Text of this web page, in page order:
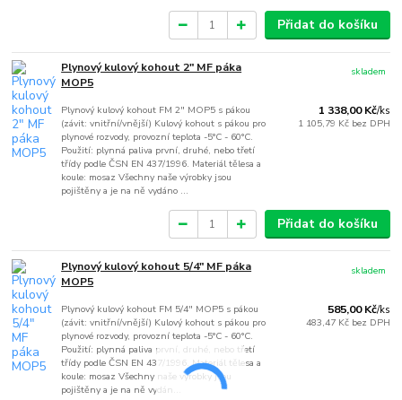
Přidat do košíku
Plynový kulový kohout 2" MF páka
MOP5
Plynový kulový kohout FM 2" MOP5 s pákou
(závit: vnitřní/vnější) Kulový kohout s pákou pro
plynové rozvody, provozní teplota -5°C - 60°C.
Použití: plynná paliva první, druhé, nebo třetí
třídy podle ČSN EN 437/1996. Materiál tělesa a
koule: mosaz Všechny naše výrobky jsou
pojištěny a je na ně vydáno ...
1 338,00 Kč/ks
1 105,79 Kč bez DPH
skladem
Přidat do košíku
Plynový kulový kohout 5/4" MF páka
MOP5
Plynový kulový kohout FM 5/4" MOP5 s pákou
(závit: vnitřní/vnější) Kulový kohout s pákou pro
plynové rozvody, provozní teplota -5°C - 60°C.
Použití: plynná paliva první, druhé, nebo třetí
třídy podle ČSN EN 437/1996. Materiál tělesa a
koule: mosaz Všechny naše výrobky jsou
pojištěny a je na ně vydán...
585,00 Kč/ks
483,47 Kč bez DPH
skladem